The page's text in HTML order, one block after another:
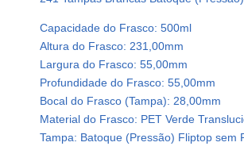
e
P
e
t
5
0
0
Capacidade do Frasco: 500ml
Altura do Frasco: 231,00mm
Largura do Frasco: 55,00mm
Profundidade do Frasco: 55,00mm
Bocal do Frasco (Tampa): 28,00mm
Material do Frasco: PET Verde
Tampa: Batoque (Pressão) Fliptop sem